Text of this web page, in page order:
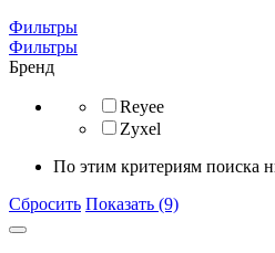
Фильтры
Фильтры
Бренд
Reyee
Zyxel
По этим критериям поиска
Сбросить Показать (9)